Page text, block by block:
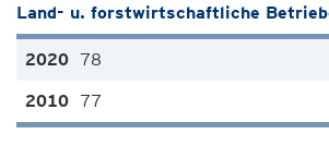
Land- u. forstwirtschaftliche
78
77